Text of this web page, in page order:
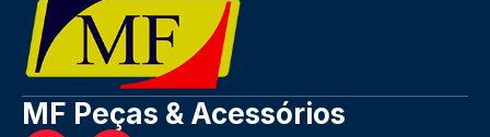
MF Peças & Acessórios